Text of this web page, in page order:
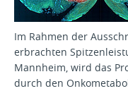
Im Rahmen der
erbrachten
Mannheim, wird das
durch den